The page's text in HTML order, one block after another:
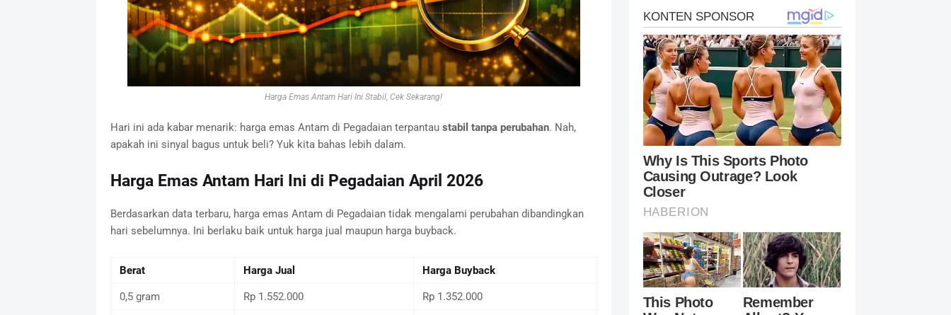
Harga Emas Antam Hari Ini Stabil, Cek Sekarang!
Hari ini ada kabar menarik: harga emas Antam di Pegadaian terpantau stabil tanpa perubahan. Nah,
apakah ini sinyal bagus untuk beli? Yuk kita bahas lebih dalam.
Harga Emas Antam Hari Ini di Pegadaian April 2026
Berdasarkan data terbaru, harga emas Antam di Pegadaian tidak mengalami perubahan dibandingkan
hari sebelumnya. Ini berlaku baik untuk harga jual maupun harga buyback.
Berat Harga Jual Harga Buyback
0,5 gram Rp 1.552.000 Rp 1.352.000